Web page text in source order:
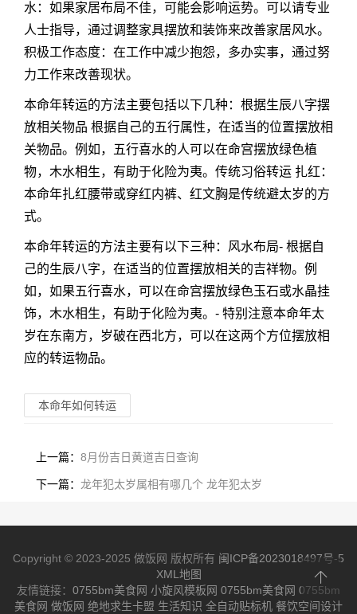
水：如果家居布局不佳，可能会影响运势。可以请专业
人士指导，通过调整家具摆放和装饰来改善家居风水。
积极工作态度：在工作中减少抱怨，多办实事，通过努
力工作来改善现状。
本命年转运的方法主要包括以下几种：根据生辰八字摆
放相关物品 根据自己的五行属性，在适当的位置摆放相
关物品。例如，五行喜水的人可以在命宫摆放绿色植
物，木水相生，有助于化险为夷。传统习俗转运 扎红：
本命年扎红腰带或穿红内裤、红文胸是传统避太岁的方
式。
本命年转运的方法主要有以下三种：风水布局- 根据自
己的生辰八字，在适当的位置摆放相关的吉祥物。例
如，如果五行喜水，可以在命宫摆放绿色玉石或水晶挂
饰，木水相生，有助于化险为夷。- 特别注意本命年太
岁在东南方，岁破在西北方，可以在这两个方位摆放相
应的转运物品。
本命年如何转运
上一篇： 8月份吉日黄道吉日查询
下一篇： 龙年犯太岁属相有哪几个 龙年犯太岁
Copyright © 2023-2025 做饭网 版权所有 闽ICP备2023018497号-5
XML地图
友情链接： 0755bm美食网 小旋风模板网 0755bm美食网 0755bm
美食网 做饭网 绝地求生卡盟 生活知识 全自动贴标机 餐饮空间设计